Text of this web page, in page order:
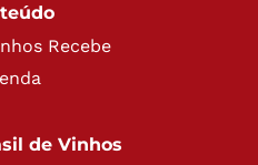
Recebe
de Vinhos